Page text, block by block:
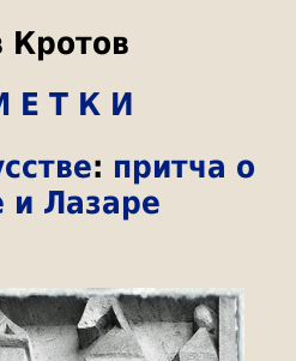
Кротов
Е Т К И
: притча о
и Лазаре